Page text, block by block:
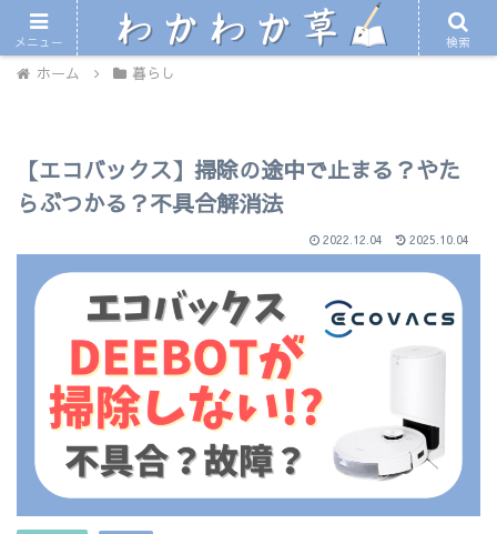
〜徒然なるままに和歌山の情報をお届け〜
ホーム 暮らし
【エコバックス】掃除の途中で止まる？やた
らぶつかる？不具合解消法
2022.12.04 2025.10.04
メニュー 検索